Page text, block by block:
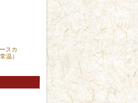
スカ
温）